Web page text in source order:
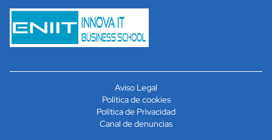
Aviso Legal
Política de cookies
Política de Privacidad
Canal de denuncias